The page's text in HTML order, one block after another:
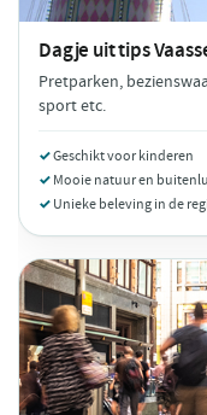
Dagje uit tips
Pretparken,
sport etc.
Geschikt voor kinderen
Mooie natuur en
Unieke beleving in de